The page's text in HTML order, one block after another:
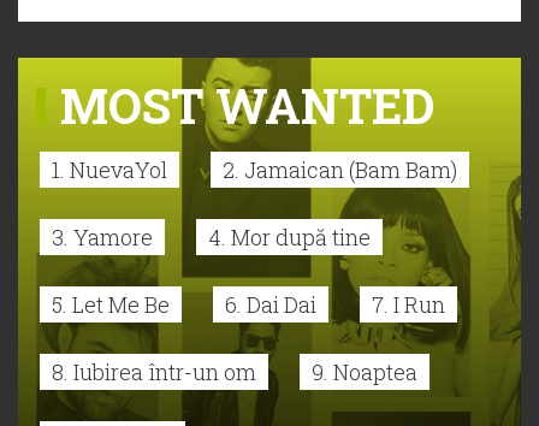
MOST WANTED
1. NuevaYol 2. Jamaican (Bam Bam)
3. Yamore 4. Mor după tine
5. Let Me Be 6. Dai Dai 7. I Run
8. Iubirea într-un om 9. Noaptea